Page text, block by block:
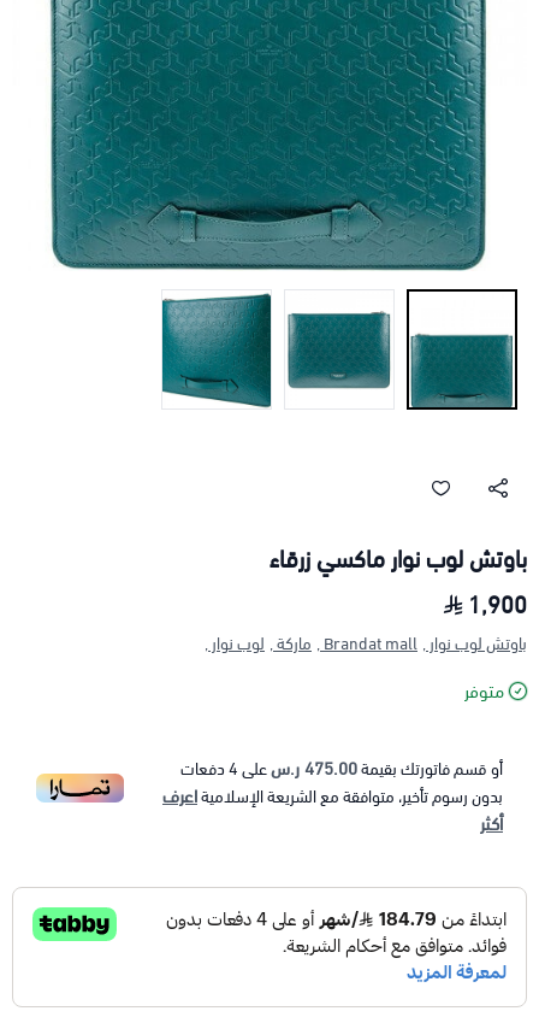
باوتش لوب نوار ماكسي زرقاء
1,900
باوتش لوب نوار , Brandat mall , ماركة , لوب نوار ,
متوفر
أو قسم فاتورتك بقيمة475.00 ر.س على4دفعات
بدون رسوم تأخير، متوافقة مع الشريعة الإسلاميةاعرف
أكثر